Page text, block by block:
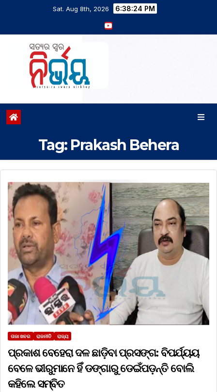
Sat. Aug 8th, 2026 6:38:24 PM
Tag: Prakash Behera
ତାଜା ଖବର ରାଜନୀତି ରାଜ୍ୟ
ପ୍ରକାଶ ବେହେରା ଦଳ ଛାଡ଼ିବା ପ୍ରସଙ୍ଗ: ବିପର୍ଯ୍ୟୟ
ବେଳେ ଭୀରୁମାନେ ହିଁ ଡଙ୍ଗାରୁ ଡେଇଁପଡ଼ନ୍ତି ବୋଲି
କହିଲେ ସମ୍ବିତ